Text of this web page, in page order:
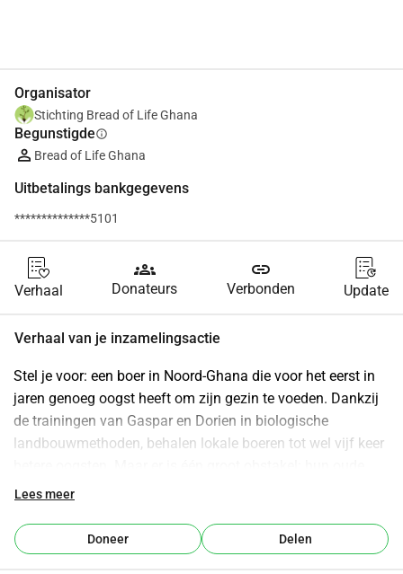
Organisator
Stichting Bread of Life Ghana
Begunstigdeinfo
Bread of Life Ghana
Uitbetalings bankgegevens
**************5101
Verhaal
groups
Donateurs
link
Verbonden Update
Verhaal van je inzamelingsactie
Stel je voor: een boer in Noord-Ghana die voor het eerst in
jaren genoeg oogst heeft om zijn gezin te voeden. Dankzij
de trainingen van Gaspar en Dorien in biologische
landbouwmethoden, behalen lokale boeren tot wel vijf keer
onbetrouwbare auto. Elke rit over de onverharde wegen
verloren tijd kosten niet alleen geld, maar ook kostbare
kansen om boeren te helpen.
Lees meer
Doneer Delen